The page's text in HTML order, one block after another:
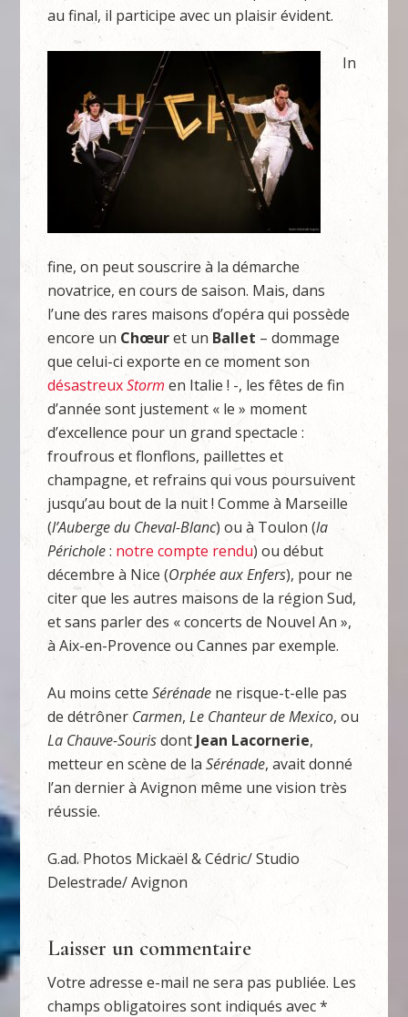
au final, il participe avec un plaisir évident.
In
fine, on peut souscrire à la démarche
novatrice, en cours de saison. Mais, dans
l’une des rares maisons d’opéra qui possède
encore un Chœuret un Ballet – dommage
que celui-ci exporte en ce moment son
désastreuxStorm en Italie ! -, les fêtes de fin
d’année sont justement « le » moment
d’excellence pour un grand spectacle :
froufrous et flonflons, paillettes et
champagne, et refrains qui vous poursuivent
jusqu’au bout de la nuit ! Comme à Marseille
(l’Auberge du Cheval-Blanc) ou à Toulon (la
Périchole: notre compte rendu) ou début
décembre à Nice (Orphée aux Enfers), pour ne
citer que les autres maisons de la région Sud,
et sans parler des « concerts de Nouvel An »,
à Aix-en-Provence ou Cannes par exemple.
Au moins cetteSérénade ne risque-t-elle pas
de détrônerCarmen,Le Chanteur de Mexico, ou
La Chauve-Sourisdont Jean Lacornerie,
metteur en scène de laSérénade, avait donné
l’an dernier à Avignon même une vision très
réussie.
G.ad. Photos Mickaël & Cédric/ Studio
Delestrade/ Avignon
Laisser un commentaire
Votre adresse e-mail ne sera pas publiée. Les
champs obligatoires sont indiqués avec*